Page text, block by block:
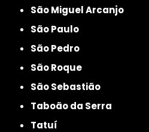
São Miguel Arcanjo
São Paulo
São Pedro
São Roque
São Sebastião
Taboão da Serra
Tatuí